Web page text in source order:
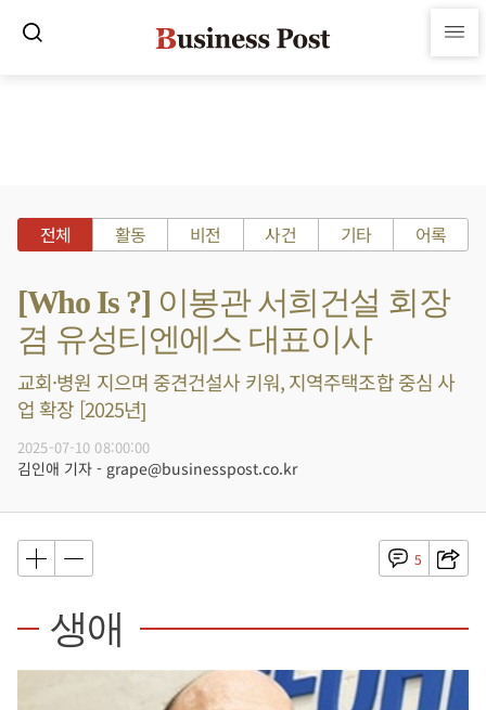
전체 활동 비전 사건 기타 어록
[Who Is ?] 이봉관 서희건설 회장
겸 유성티엔에스 대표이사
교회·병원 지으며 중견건설사 키워, 지역주택조합 중심 사
업 확장 [2025년]
2025-07-10 08:00:00
김인애 기자 - grape@businesspost.co.kr
5
생애